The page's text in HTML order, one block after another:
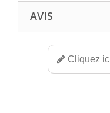
AVIS
Cliquez